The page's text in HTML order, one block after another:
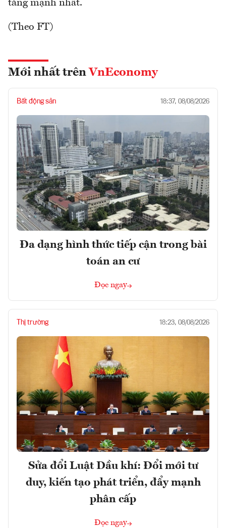
tăng mạnh nhất.
(Theo FT)
Mới nhất trên VnEconomy
Bất động sản 18:37, 08/08/2026
Đa dạng hình thức tiếp cận trong bài
toán an cư
Đọc ngay
Thị trường 18:23, 08/08/2026
Sửa đổi Luật Dầu khí: Đổi mới tư
duy, kiến tạo phát triển, đẩy mạnh
phân cấp
Đọc ngay